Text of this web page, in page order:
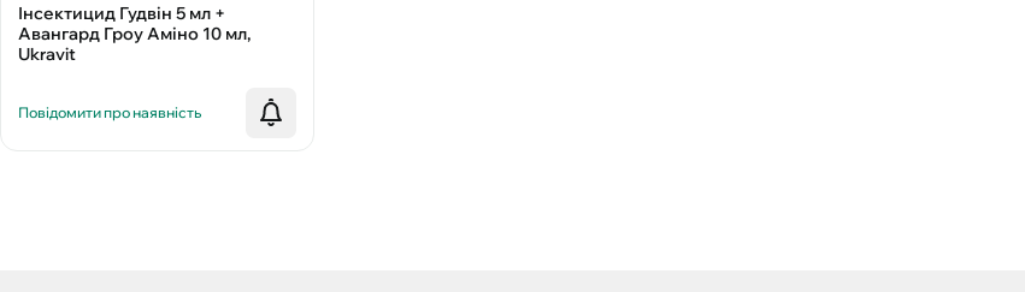
Інсектицид Гудвін 5 мл +
Авангард Гроу Аміно 10 мл,
Ukravit
Повідомити про наявність